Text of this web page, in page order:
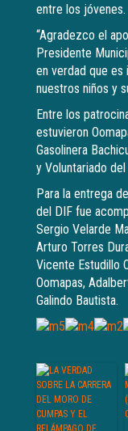
entre los jóvenes.
“Agradezco el
Presidente
en verdad que es
nuestros niños y
Entre los
estuvieron
Gasolinera
y Voluntariado del
Para la entrega
del DIF fue
Sergio Velarde
Arturo Torres
Vicente Estudillo
Oomapas,
Galindo Bautista.